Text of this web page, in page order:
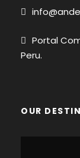
Portal
Peru.
OUR